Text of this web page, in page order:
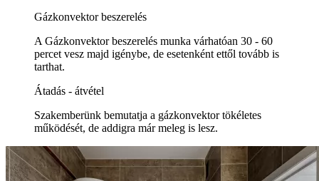
Gázkonvektor beszerelés
A Gázkonvektor beszerelés munka várhatóan 30 - 60
percet vesz majd igénybe, de esetenként ettől tovább is
tarthat.
Átadás - átvétel
Szakemberünk bemutatja a gázkonvektor tökéletes
működését, de addigra már meleg is lesz.